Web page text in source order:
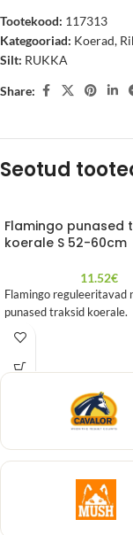
Tootekood: 117313
Kategooriad: Koerad,
Silt: RUKKA
Share:
Seotud
Flamingo punased
koerale S 52-60cm
11.52€
Flamingo reguleeritavad
punased traksid koerale.